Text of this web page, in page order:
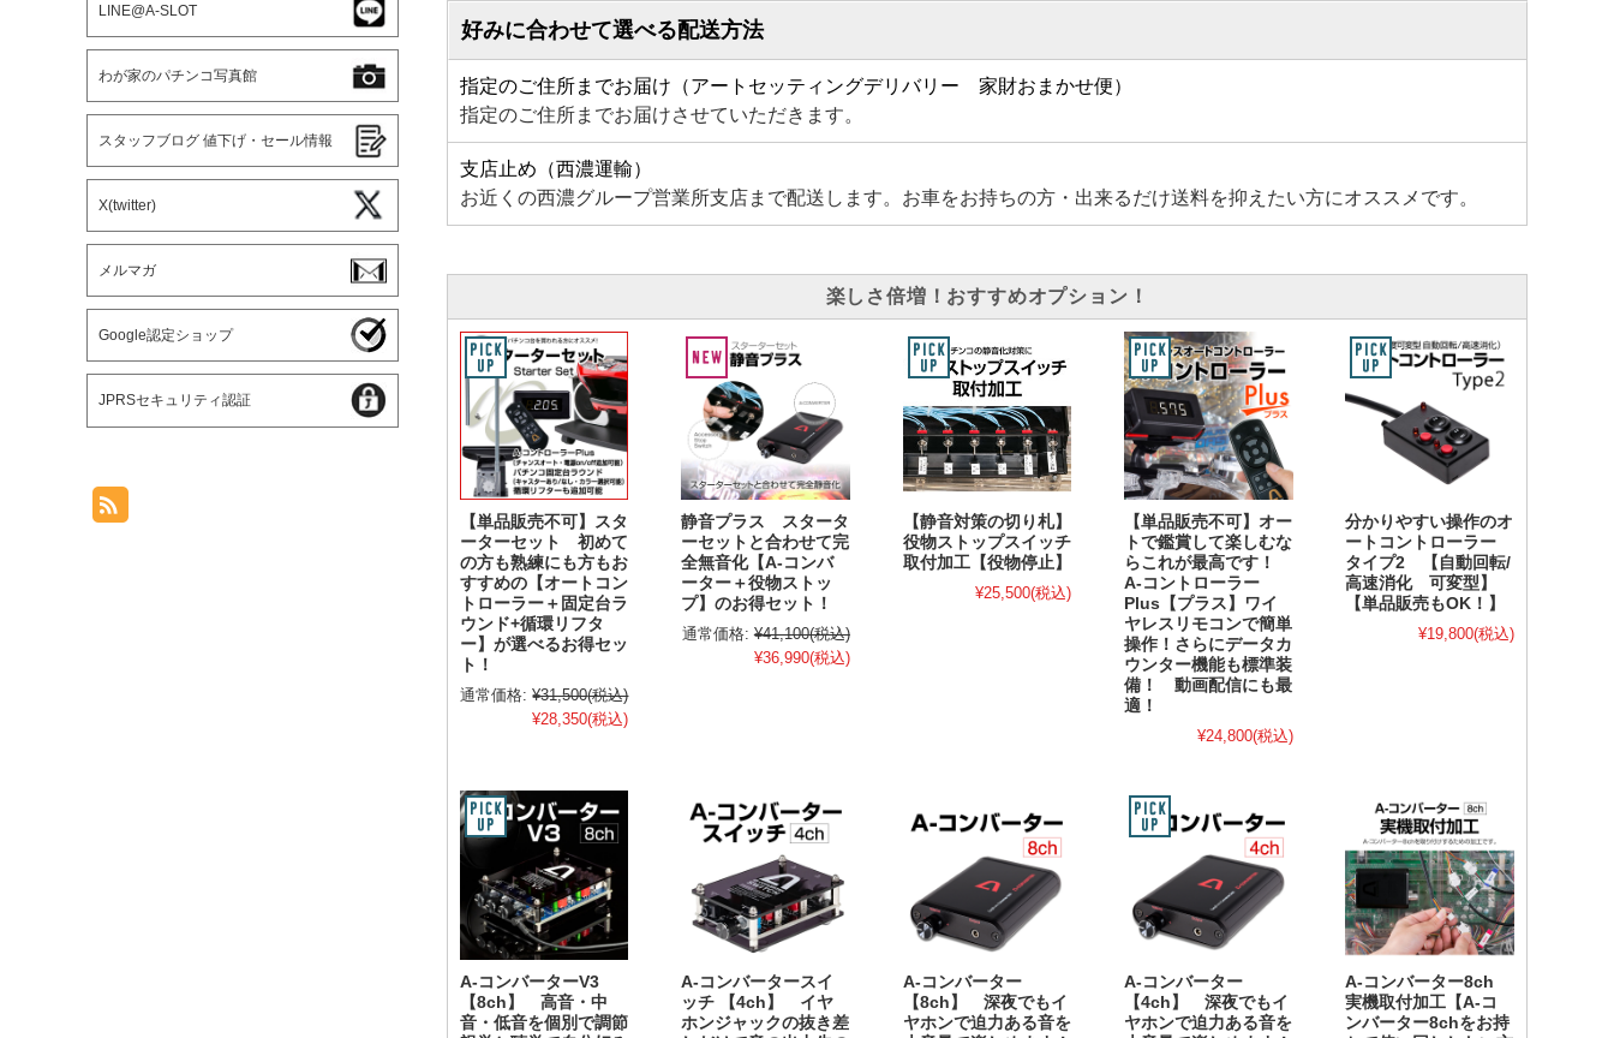
好みに合わせて選べる配送方法
指定のご住所までお届け（アートセッティングデリバリー 家財おまかせ便）
指定のご住所までお届けさせていただきます。
支店止め（西濃運輸）
お近くの西濃グループ営業所支店まで配送します。お車をお持ちの方・出来るだけ送料を抑えたい方にオススメです。
楽しさ倍増！おすすめオプション！
【単品販売不可】スタ
ーターセット 初めて
の方も熟練にも方もお
すすめの【オートコン
トローラー＋固定台ラ
ウンド+循環リフタ
ー】が選べるお得セッ
ト！
通常価格: ¥31,500(税込)
¥28,350(税込)
静音プラス スタータ
ーセットと合わせて完
全無音化【A-コンバ
ーター＋役物ストッ
プ】のお得セット！
通常価格: ¥41,100(税込)
¥36,990(税込)
【静音対策の切り札】
役物ストップスイッチ
取付加工【役物停止】
¥25,500(税込)
【単品販売不可】オー
トで鑑賞して楽しむな
らこれが最高です！
A-コントローラー
Plus【プラス】ワイ
ヤレスリモコンで簡単
操作！さらにデータカ
ウンター機能も標準装
備！ 動画配信にも最
適！
¥24,800(税込)
分かりやすい操作のオ
ートコントローラー
タイプ2 【自動回転/
高速消化 可変型】
【単品販売もOK！】
¥19,800(税込)
A-コンバーターV3
【8ch】 高音・中
音・低音を個別で調節
A-コンバータースイ
ッチ 【4ch】 イヤ
ホンジャックの抜き差
A-コンバーター
【8ch】 深夜でもイ
ヤホンで迫力ある音を
A-コンバーター
【4ch】 深夜でもイ
ヤホンで迫力ある音を
A-コンバーター8ch
実機取付加工【A-コ
ンバーター8chをお持
LINE@A-SLOT
わが家のパチンコ写真館
スタッフブログ 値下げ・セール情報
X(twitter)
メルマガ
Google認定ショップ
JPRSセキュリティ認証